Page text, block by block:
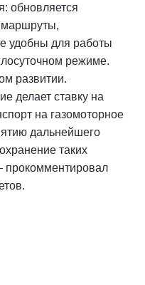
обновляется
маршруты,
удобны для работы
режиме.
развитии.
делает ставку на
на газомоторное
дальнейшего
таких
прокомментировал